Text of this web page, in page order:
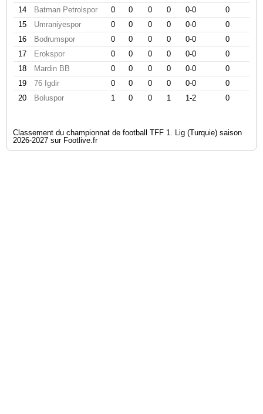
14
Batman Petrolspor 0 0 0 0 0-0
0
15
Umraniyespor 0 0 0 0 0-0
0
16
Bodrumspor 0 0 0 0 0-0
0
17
Erokspor 0 0 0 0 0-0
0
18
Mardin BB 0 0 0 0 0-0
0
19
76 Igdir 0 0 0 0 0-0
0
20
Boluspor 1 0 0 1 1-2 0
Classement du championnat de football TFF 1. Lig (Turquie) saison
2026-2027 sur Footlive.fr